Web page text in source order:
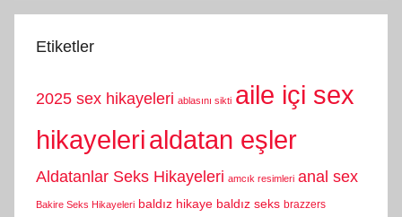
Etiketler
2025 sex hikayeleri ablasını sikti aile içi sex
hikayelerialdatan eşler
Aldatanlar Seks Hikayeleri amcık resimleri anal sex
Bakire Seks Hikayeleri baldız hikaye baldız seks brazzers